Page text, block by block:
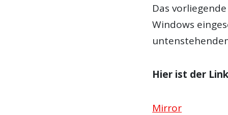
Das
Windows
Hier ist der
Mirror